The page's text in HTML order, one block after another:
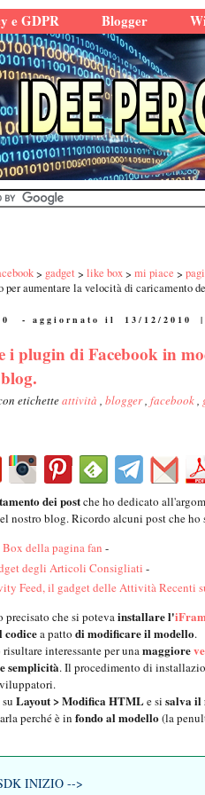
e GDPR Blogger
gadget like box mi piace
per aumentare la velocità di caricamento
- aggiornato il 13/12/2010 |
i plugin di Facebook in
etichetteattività , blogger, facebook,
dei postche ho dedicato
nostro blog. Ricordo alcuni post che ho
della pagina fan -
degli Articoli Consigliati -
Feed, il gadget delle Attività Recenti
che si potevainstallare l'
codicea patto di modificare il modello.
interessante per unamaggiore
semplicità. Il procedimento di
Layout > Modifica HTMLe si salva il
perché è in fondo al modello (la
INIZIO -->